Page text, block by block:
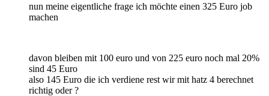
nun meine eigentliche frage ich möchte einen 325 Euro job
machen
davon bleiben mit 100 euro und von 225 euro noch mal 20%
sind 45 Euro
also 145 Euro die ich verdiene rest wir mit hatz 4 berechnet
richtig oder ?